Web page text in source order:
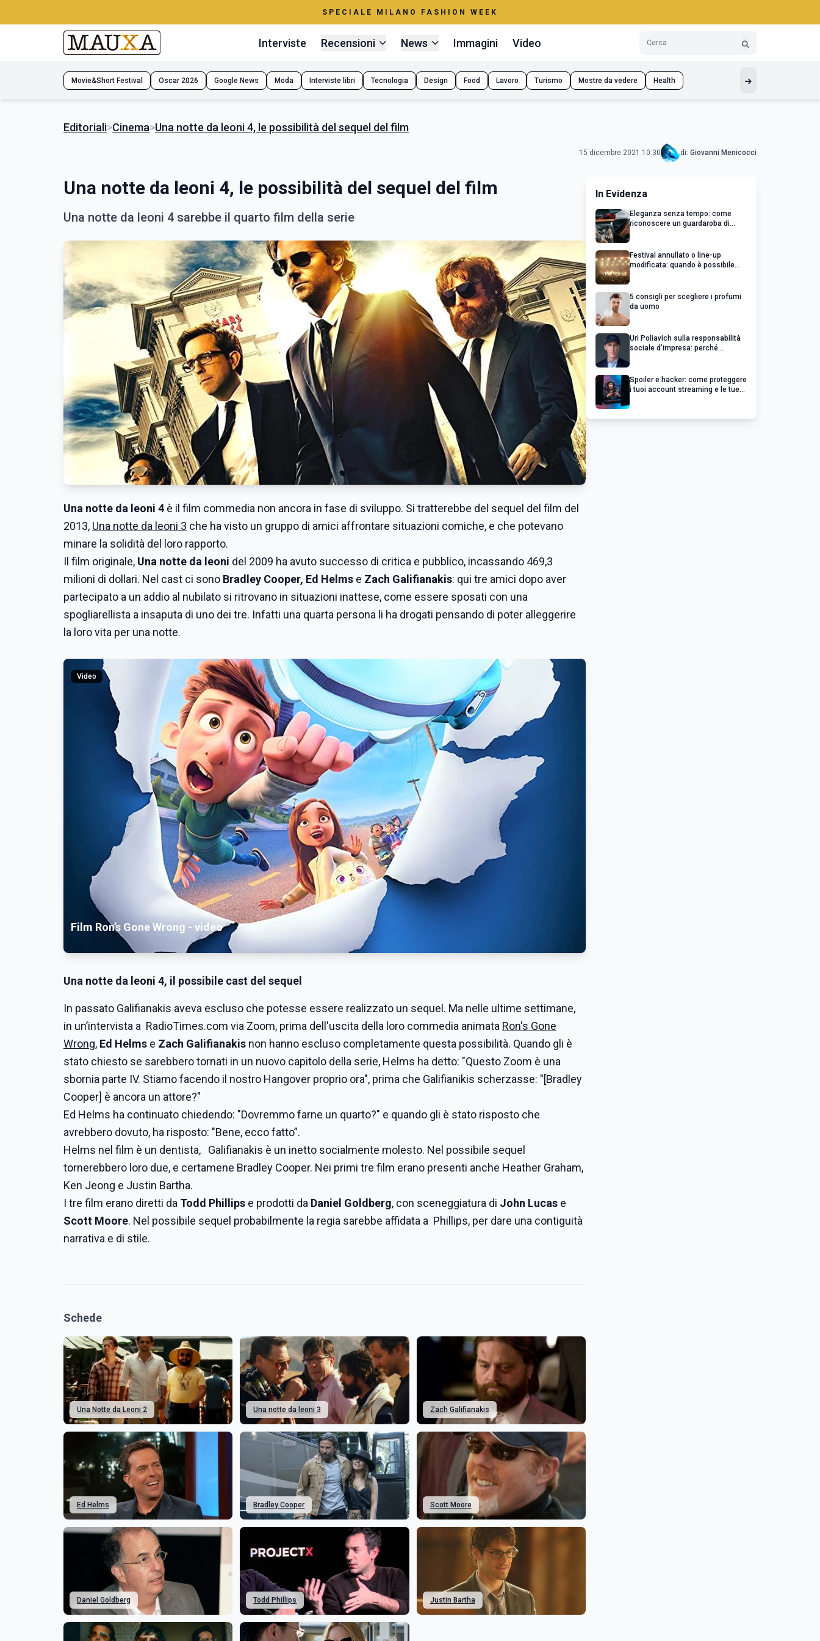
SPECIALE MILANO FASHION WEEK
Interviste Recensioni News Immagini Video
Movie&Short Festival Oscar 2026 Google News Moda Interviste libri Tecnologia Design Food Lavoro Turismo Mostre da vedere Health
Editoriali>Cinema>Una notte da leoni 4, le possibilità del sequel del film
15 dicembre 2021 10:30 di: Giovanni Menicocci
Una notte da leoni 4, le possibilità del sequel del film
Una notte da leoni 4 sarebbe il quarto film della serie
Una notte da leoni 4 è il film commedia non ancora in fase di sviluppo. Si tratterebbe del sequel del film del
2013, Una notte da leoni 3 che ha visto un gruppo di amici affrontare situazioni comiche, e che potevano
minare la solidità del loro rapporto.
Il film originale, Una notte da leoni del 2009 ha avuto successo di critica e pubblico, incassando 469,3
milioni di dollari. Nel cast ci sono Bradley Cooper, Ed Helms e Zach Galifianakis: qui tre amici dopo aver
partecipato a un addio al nubilato si ritrovano in situazioni inattese, come essere sposati con una
spogliarellista a insaputa di uno dei tre. Infatti una quarta persona li ha drogati pensando di poter alleggerire
la loro vita per una notte.
Video
Film Ron’s Gone Wrong - video
Una notte da leoni 4, il possibile cast del sequel
In passato Galifianakis aveva escluso che potesse essere realizzato un sequel. Ma nelle ultime settimane,
in un’intervista a RadioTimes.com via Zoom, prima dell'uscita della loro commedia animata Ron's Gone
Wrong, Ed Helms e Zach Galifianakis non hanno escluso completamente questa possibilità. Quando gli è
stato chiesto se sarebbero tornati in un nuovo capitolo della serie, Helms ha detto: "Questo Zoom è una
sbornia parte IV. Stiamo facendo il nostro Hangover proprio ora", prima che Galifianikis scherzasse: "[Bradley
Cooper] è ancora un attore?"
Ed Helms ha continuato chiedendo: "Dovremmo farne un quarto?" e quando gli è stato risposto che
avrebbero dovuto, ha risposto: "Bene, ecco fatto”.
Helms nel film è un dentista, Galifianakis è un inetto socialmente molesto. Nel possibile sequel
tornerebbero loro due, e certamene Bradley Cooper. Nei primi tre film erano presenti anche Heather Graham,
Ken Jeong e Justin Bartha.
I tre film erano diretti da Todd Phillips e prodotti da Daniel Goldberg, con sceneggiatura di John Lucas e
Scott Moore. Nel possibile sequel probabilmente la regia sarebbe affidata a Phillips, per dare una contiguità
narrativa e di stile.
Schede
Una Notte da Leoni 2 Una notte da leoni 3 Zach Galifianakis
Ed Helms Bradley Cooper Scott Moore
Daniel Goldberg Todd Phillips Justin Bartha
In Evidenza
Eleganza senza tempo: come
riconoscere un guardaroba di
Festival annullato o line-up
modificata: quando è possibile
5 consigli per scegliere i profumi
da uomo
Uri Poliavich sulla responsabilità
sociale d’impresa: perché
Spoiler e hacker: come proteggere
i tuoi account streaming e le tue